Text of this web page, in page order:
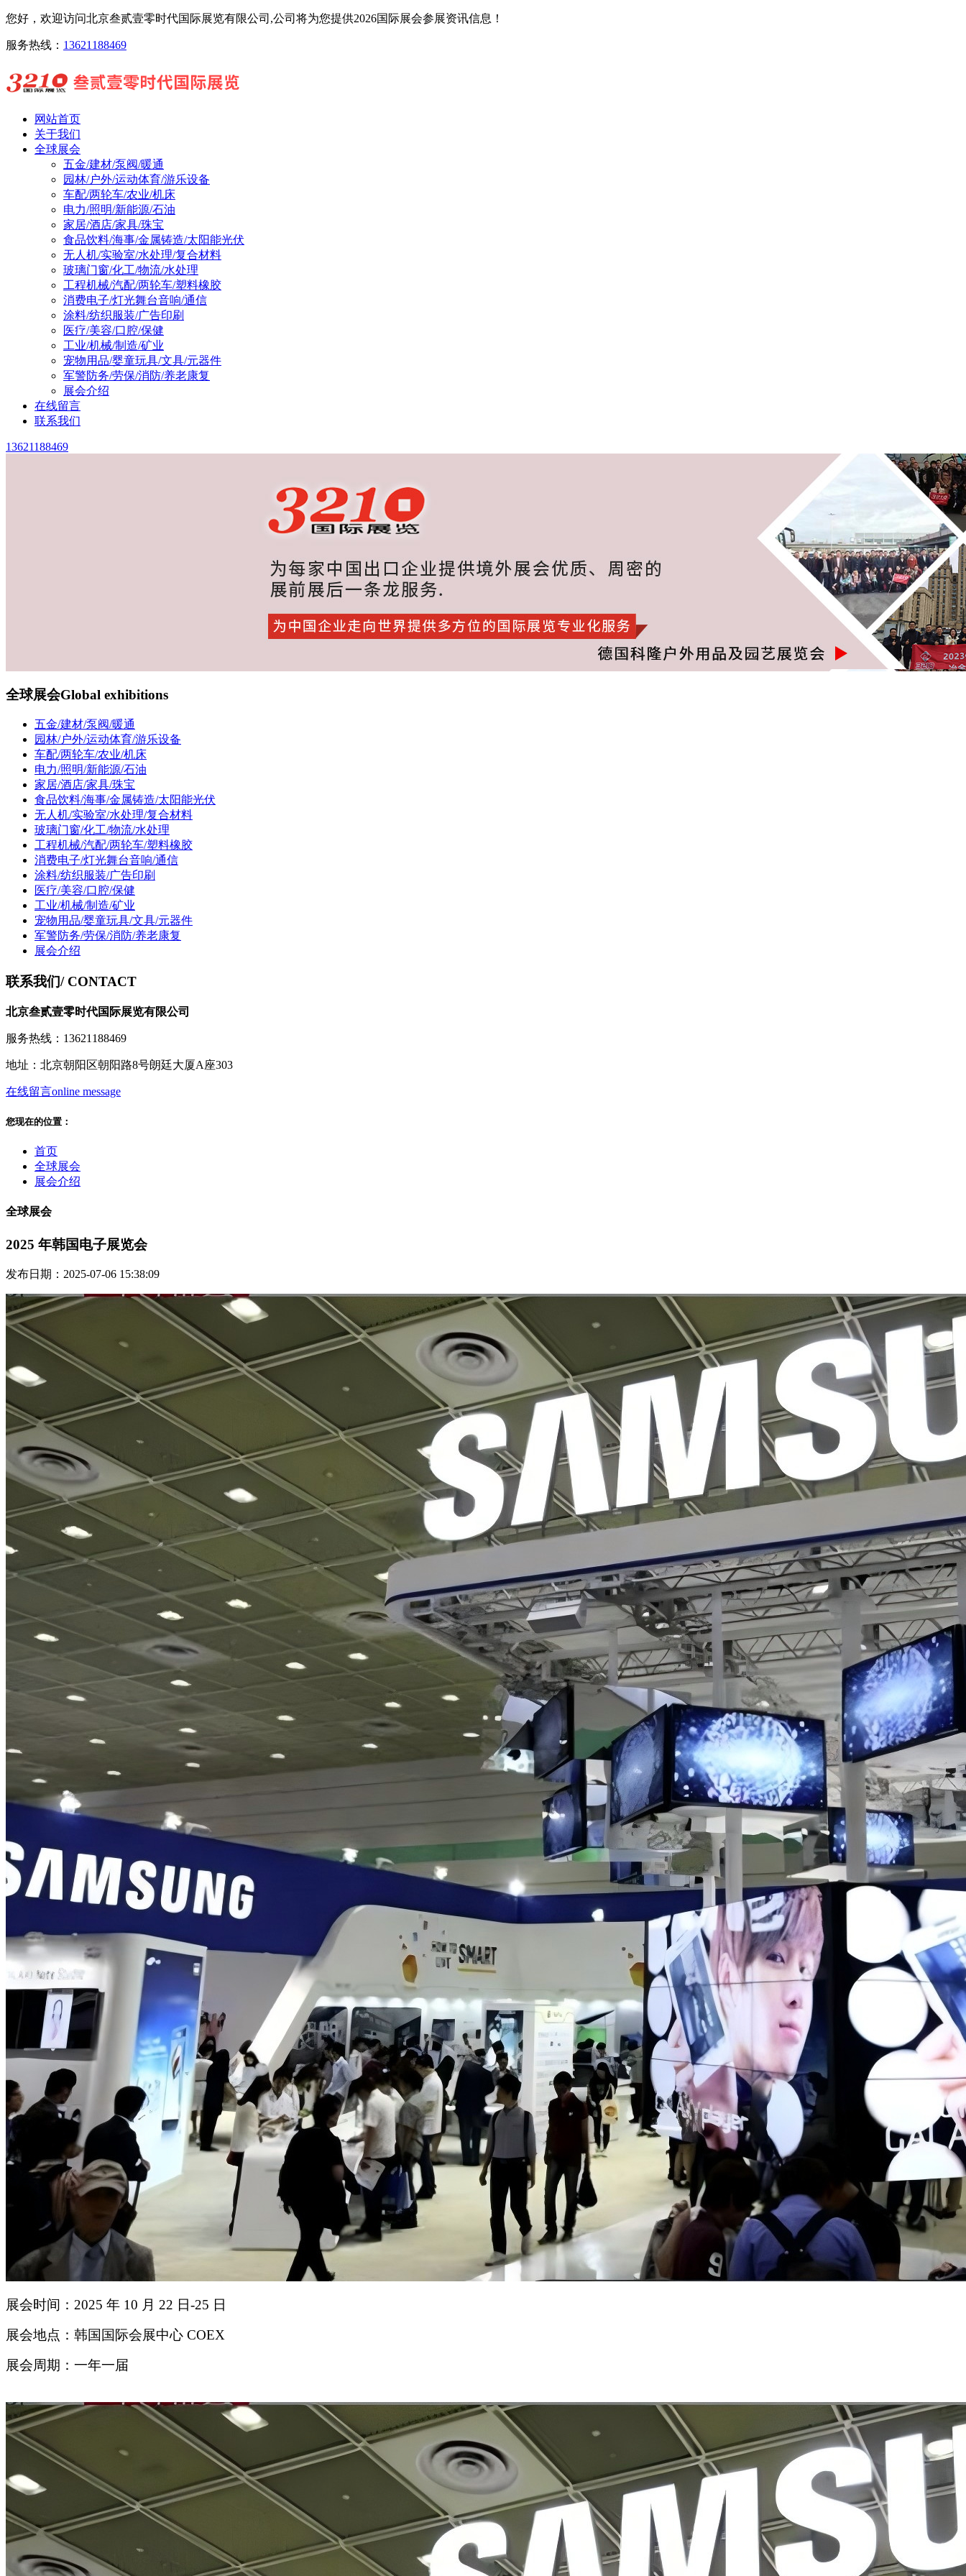
您好，欢迎访问北京叁贰壹零时代国际展览有限公司,公司将为您提供2026国际展会参展资讯信息！
服务热线： 13621188469
网站首页
关于我们
全球展会
五金/建材/泵阀/暖通
园林/户外/运动体育/游乐设备
车配/两轮车/农业/机床
电力/照明/新能源/石油
家居/酒店/家具/珠宝
食品饮料/海事/金属铸造/太阳能光伏
无人机/实验室/水处理/复合材料
玻璃门窗/化工/物流/水处理
工程机械/汽配/两轮车/塑料橡胶
消费电子/灯光舞台音响/通信
涂料/纺织服装/广告印刷
医疗/美容/口腔/保健
工业/机械/制造/矿业
宠物用品/婴童玩具/文具/元器件
军警防务/劳保/消防/养老康复
展会介绍
在线留言
联系我们
13621188469
全球展会Global exhibitions
五金/建材/泵阀/暖通
园林/户外/运动体育/游乐设备
车配/两轮车/农业/机床
电力/照明/新能源/石油
家居/酒店/家具/珠宝
食品饮料/海事/金属铸造/太阳能光伏
无人机/实验室/水处理/复合材料
玻璃门窗/化工/物流/水处理
工程机械/汽配/两轮车/塑料橡胶
消费电子/灯光舞台音响/通信
涂料/纺织服装/广告印刷
医疗/美容/口腔/保健
工业/机械/制造/矿业
宠物用品/婴童玩具/文具/元器件
军警防务/劳保/消防/养老康复
展会介绍
联系我们/ CONTACT
北京叁贰壹零时代国际展览有限公司
服务热线：13621188469
地址：北京朝阳区朝阳路8号朗廷大厦A座303
在线留言online message
您现在的位置：
首页
全球展会
展会介绍
全球展会
2025 年韩国电子展览会
发布日期：2025-07-06 15:38:09
展会时间：2025 年 10 月 22 日-25 日
展会地点：韩国国际会展中心 COEX
展会周期：一年一届